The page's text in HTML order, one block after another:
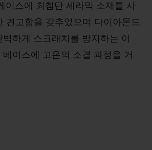
이스에 최첨단 세라믹 소재를 사
견고함을 갖추었으며 다이아몬드
하게 스크래치를 방지하는 이
이스에 고온의 소결 과정을 거